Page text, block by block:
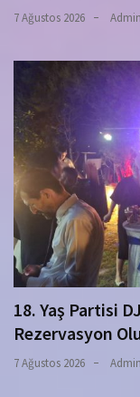
7 Ağustos 2026 Admin
18. Yaş Partisi
Rezervasyon
7 Ağustos 2026 Admin